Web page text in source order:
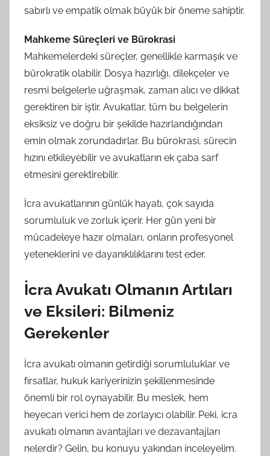
sabırlı ve empatik olmak büyük bir öneme sahiptir.
Mahkeme Süreçleri ve Bürokrasi
Mahkemelerdeki süreçler, genellikle karmaşık ve
bürokratik olabilir. Dosya hazırlığı, dilekçeler ve
resmi belgelerle uğraşmak, zaman alıcı ve dikkat
gerektiren bir iştir. Avukatlar, tüm bu belgelerin
eksiksiz ve doğru bir şekilde hazırlandığından
emin olmak zorundadırlar. Bu bürokrasi, sürecin
hızını etkileyebilir ve avukatların ek çaba sarf
etmesini gerektirebilir.
İcra avukatlarının günlük hayatı, çok sayıda
sorumluluk ve zorluk içerir. Her gün yeni bir
mücadeleye hazır olmaları, onların profesyonel
yeteneklerini ve dayanıklılıklarını test eder.
İcra Avukatı Olmanın Artıları
ve Eksileri: Bilmeniz
Gerekenler
İcra avukatı olmanın getirdiği sorumluluklar ve
fırsatlar, hukuk kariyerinizin şekillenmesinde
önemli bir rol oynayabilir. Bu meslek, hem
heyecan verici hem de zorlayıcı olabilir. Peki, icra
avukatı olmanın avantajları ve dezavantajları
nelerdir? Gelin, bu konuyu yakından inceleyelim.